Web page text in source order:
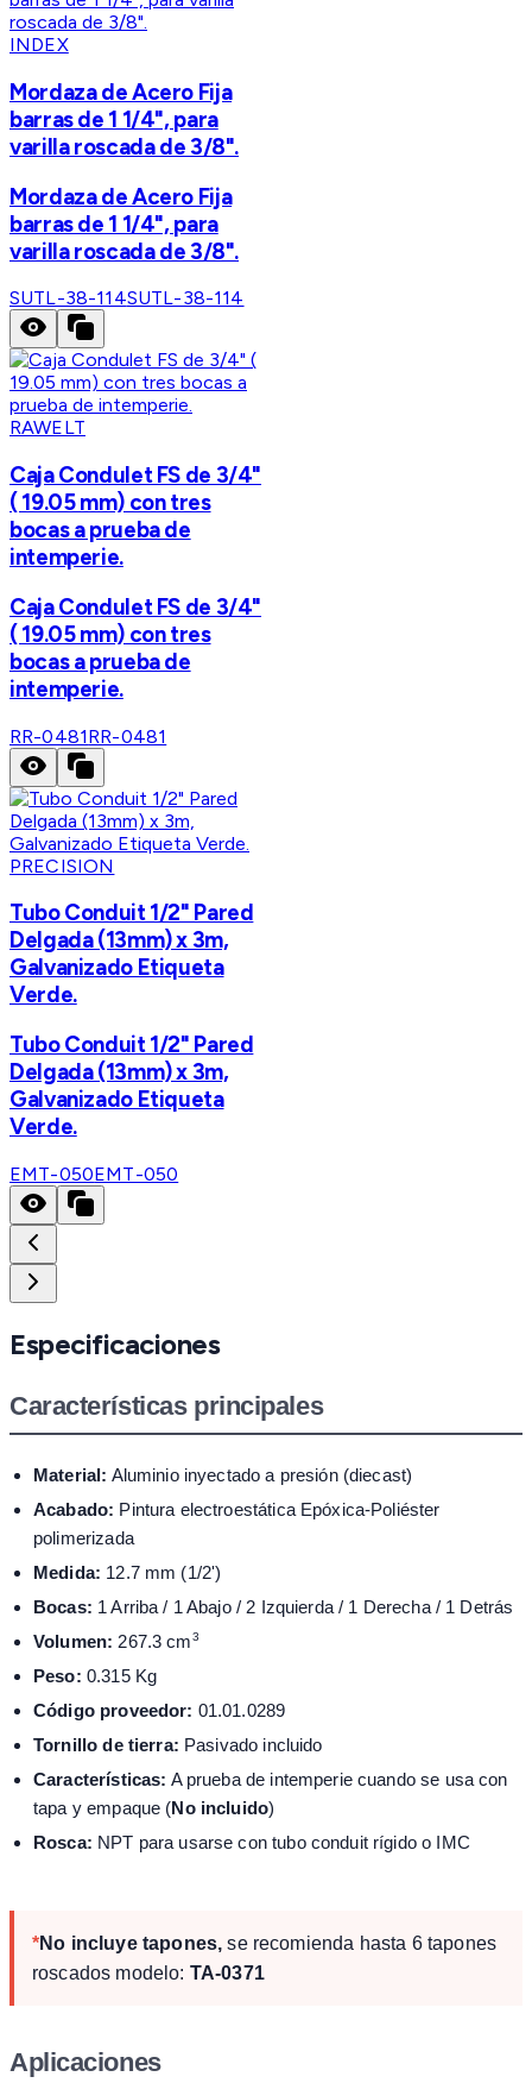
INDEX
Mordaza de Acero Fija
barras de 1 1/4", para
varilla roscada de 3/8".
Mordaza de Acero Fija
barras de 1 1/4", para
varilla roscada de 3/8".
SUTL-38-114SUTL-38-114
RAWELT
Caja Condulet FS de 3/4"
( 19.05 mm) con tres
bocas a prueba de
intemperie.
Caja Condulet FS de 3/4"
( 19.05 mm) con tres
bocas a prueba de
intemperie.
RR-0481RR-0481
PRECISION
Tubo Conduit 1/2" Pared
Delgada (13mm) x 3m,
Galvanizado Etiqueta
Verde.
Tubo Conduit 1/2" Pared
Delgada (13mm) x 3m,
Galvanizado Etiqueta
Verde.
EMT-050EMT-050
Especificaciones
Características principales
Material: Aluminio inyectado a presión (diecast)
Acabado: Pintura electroestática Epóxica-Poliéster
polimerizada
Medida: 12.7 mm (1/2')
Bocas: 1 Arriba / 1 Abajo / 2 Izquierda / 1 Derecha / 1 Detrás
Volumen: 267.3 cm3
Peso: 0.315 Kg
Código proveedor: 01.01.0289
Tornillo de tierra: Pasivado incluido
Características: A prueba de intemperie cuando se usa con
tapa y empaque (No incluido)
Rosca: NPT para usarse con tubo conduit rígido o IMC
*No incluye tapones, se recomienda hasta 6 tapones
roscados modelo: TA-0371
Aplicaciones